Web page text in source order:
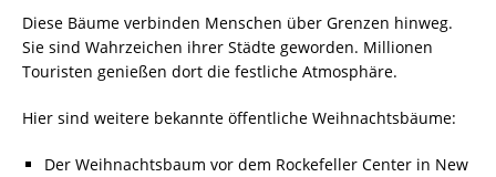
Diese Bäume verbinden Menschen über Grenzen hinweg.
Sie sind Wahrzeichen ihrer Städte geworden. Millionen
Touristen genießen dort die festliche Atmosphäre.
Hier sind weitere bekannte öffentliche Weihnachtsbäume:
Der Weihnachtsbaum vor dem Rockefeller Center in New